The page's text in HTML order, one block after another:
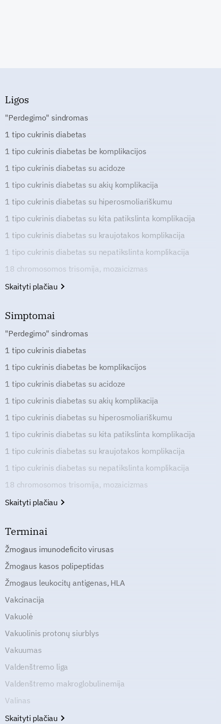
Ligos
"Perdegimo" sindromas
1 tipo cukrinis diabetas
1 tipo cukrinis diabetas be komplikacijos
1 tipo cukrinis diabetas su acidoze
1 tipo cukrinis diabetas su akių komplikacija
1 tipo cukrinis diabetas su hiperosmoliariškumu
1 tipo cukrinis diabetas su kita patikslinta komplikacija
1 tipo cukrinis diabetas su kraujotakos komplikacija
1 tipo cukrinis diabetas su nepatikslinta komplikacija
18 chromosomos trisomija, mozaicizmas
Skaityti plačiau
Simptomai
"Perdegimo" sindromas
1 tipo cukrinis diabetas
1 tipo cukrinis diabetas be komplikacijos
1 tipo cukrinis diabetas su acidoze
1 tipo cukrinis diabetas su akių komplikacija
1 tipo cukrinis diabetas su hiperosmoliariškumu
1 tipo cukrinis diabetas su kita patikslinta komplikacija
1 tipo cukrinis diabetas su kraujotakos komplikacija
1 tipo cukrinis diabetas su nepatikslinta komplikacija
18 chromosomos trisomija, mozaicizmas
Skaityti plačiau
Terminai
Žmogaus imunodeficito virusas
Žmogaus kasos polipeptidas
Žmogaus leukocitų antigenas, HLA
Vakcinacija
Vakuolė
Vakuolinis protonų siurblys
Vakuumas
Valdenštremo liga
Valdenštremo makroglobulinemija
Valinas
Skaityti plačiau